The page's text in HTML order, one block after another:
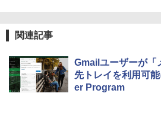
New Amazon
11インチカラー
レージ、ノート
整、色調調節ラ
関連記事
Gmailユーザーが「
先トレイを利用可
er Program